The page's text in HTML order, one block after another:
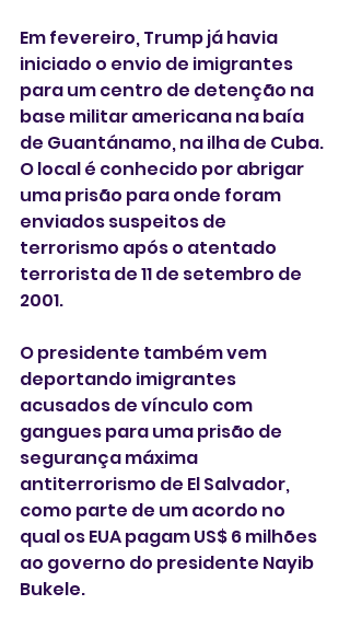
Em fevereiro, Trump já havia
iniciado o envio de imigrantes
para um centro de detenção na
base militar americana na baía
de Guantánamo, na ilha de Cuba.
O local é conhecido por abrigar
uma prisão para onde foram
enviados suspeitos de
terrorismo após o atentado
terrorista de 11 de setembro de
2001.
O presidente também vem
deportando imigrantes
acusados de vínculo com
gangues para uma prisão de
segurança máxima
antiterrorismo de El Salvador,
como parte de um acordo no
qual os EUA pagam US$ 6 milhões
ao governo do presidente Nayib
Bukele.